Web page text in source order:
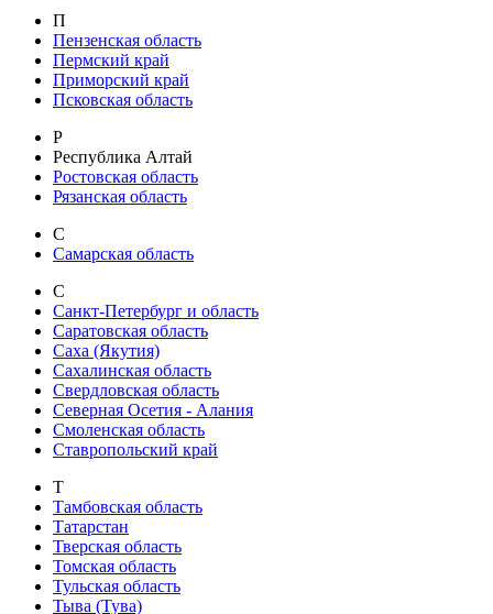
П
Пензенская область
Пермский край
Приморский край
Псковская область
Р
Республика Алтай
Ростовская область
Рязанская область
С
Самарская область
С
Санкт-Петербург и область
Саратовская область
Саха (Якутия)
Сахалинская область
Свердловская область
Северная Осетия - Алания
Смоленская область
Ставропольский край
Т
Тамбовская область
Татарстан
Тверская область
Томская область
Тульская область
Тыва (Тува)